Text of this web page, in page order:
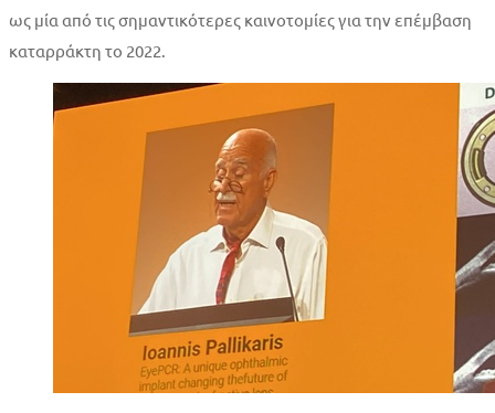
ως μία από τις σημαντικότερες καινοτομίες για την επέμβαση
καταρράκτη το 2022.